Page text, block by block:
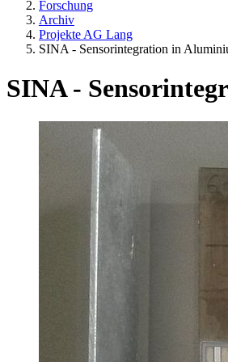
Forschung
Archiv
Projekte AG Lang
SINA - Sensorintegration in
SINA -